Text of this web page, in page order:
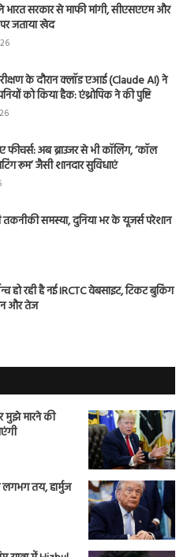
भारत सरकार से माफी मांगी, सीएसएएम और
जताया खेद
के दौरान क्लॉड एआई (Claude AI) ने
को किया हैक: एंथ्रोपिक ने की पुष्टि
फीचर्स: अब ब्राउजर से भी कॉलिंग, ‘कॉल
रूम’ जैसी शानदार सुविधाएं
समस्या, दुनिया भर के यूजर्स परेशान
हो रही है नई IRCTC वेबसाइट, टिकट बुकिंग
और तेज
मुझे मारने की
लगभग तय, हार्मुज